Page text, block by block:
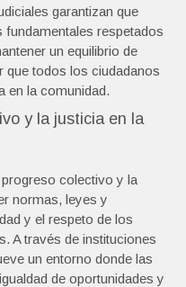
garantizan que
respetados
un equilibrio de
que todos los ciudadanos
en la comunidad.
y la justicia en la
colectivo y la
normas, leyes y
y el respeto de los
A través de instituciones
un entorno donde las
de oportunidades y